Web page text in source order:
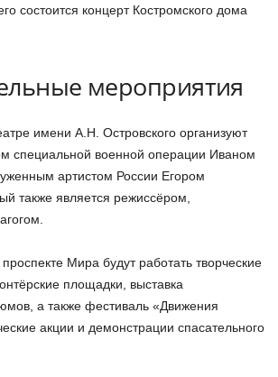
состоится концерт Костромского дома
мероприятия
имени А.Н. Островского организуют
специальной военной операции Иваном
артистом России Егором
также является режиссёром,
Мира будут работать творческие
площадки, выставка
а также фестиваль «Движения
акции и демонстрации спасательного